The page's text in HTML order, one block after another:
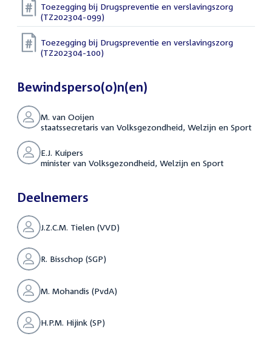
Toezegging bij Drugspreventie en verslavingszorg
(TZ202304-099)
Toezegging bij Drugspreventie en verslavingszorg
(TZ202304-100)
Bewindsperso(o)n(en)
M. van Ooijen
staatssecretaris van Volksgezondheid, Welzijn en Sport
E.J. Kuipers
minister van Volksgezondheid, Welzijn en Sport
Deelnemers
J.Z.C.M. Tielen (VVD)
R. Bisschop (SGP)
M. Mohandis (PvdA)
H.P.M. Hijink (SP)